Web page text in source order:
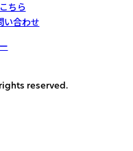
ちら
い合わせ
reserved.